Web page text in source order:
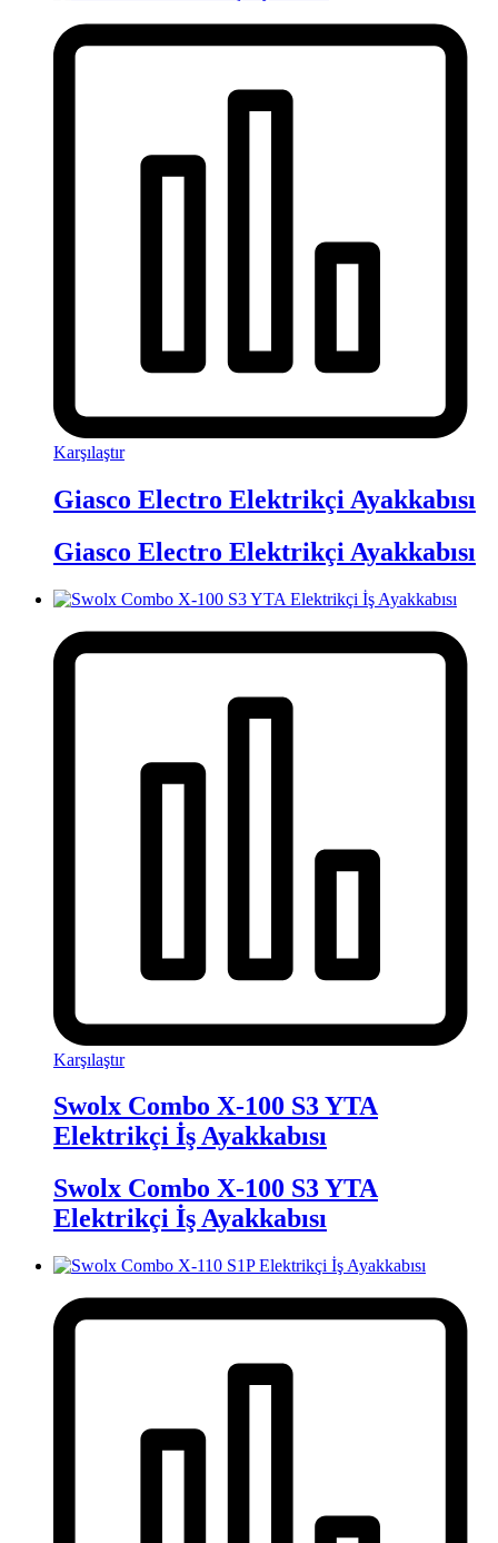
Karşılaştır
Giasco Electro Elektrikçi Ayakkabısı
Giasco Electro Elektrikçi Ayakkabısı
Karşılaştır
Swolx Combo X-100 S3 YTA
Elektrikçi İş Ayakkabısı
Swolx Combo X-100 S3 YTA
Elektrikçi İş Ayakkabısı